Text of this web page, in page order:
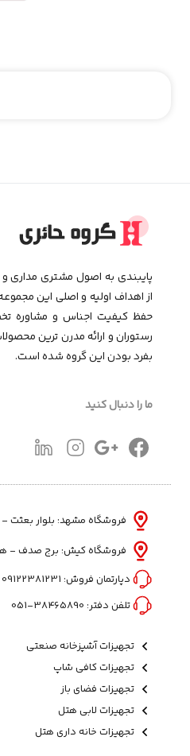
پایبندی به اصول مشتری مداری
از اهداف اولیه و اصلی این
حفظ کیفیت اجناس و مشاوره
رستوران و ارائه مدرن ترین
بفرد بودن این گروه شده است.
ما را دنبال کنید
فروشگاه مشهد: بلوار بعثت - بعثت ۱۴
فروشگاه کیش: برج صدف -
دپارتمان فروش: 09122381231
تلفن دفتر: 38465890-051
تجهیزات آشپزخانه صنعتی
تجهیزات کافی شاپ
تجهیزات فضای باز
تجهیزات لابی هتل
تجهیزات خانه داری هتل